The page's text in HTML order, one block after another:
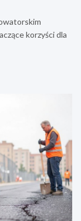
korzyści dla